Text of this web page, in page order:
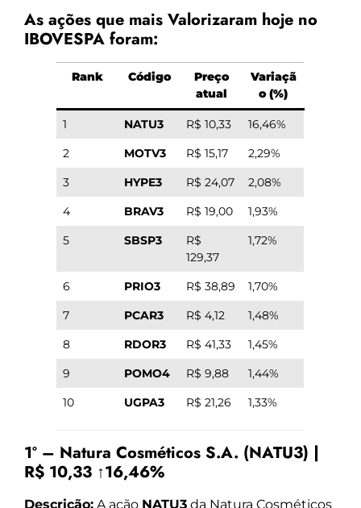
As ações que mais Valorizaram hoje no
IBOVESPA foram:
Rank Código
Preço
atual
Variaçã
o (%)
1 NATU3 R$ 10,33
16,46%
2
MOTV3 R$ 15,17
2,29%
3
HYPE3 R$ 24,07
2,08%
4
BRAV3 R$ 19,00
1,93%
5
SBSP3
R$
129,37
1,72%
6 PRIO3 R$ 38,89
1,70%
7
PCAR3 R$ 4,12
1,48%
8
RDOR3 R$ 41,33
1,45%
9
POMO4 R$ 9,88
1,44%
10
UGPA3 R$ 21,26 1,33%
1º – Natura Cosméticos S.A. (NATU3) |
R$ 10,33 ↑16,46%
Descrição: A ação NATU3 da Natura Cosméticos